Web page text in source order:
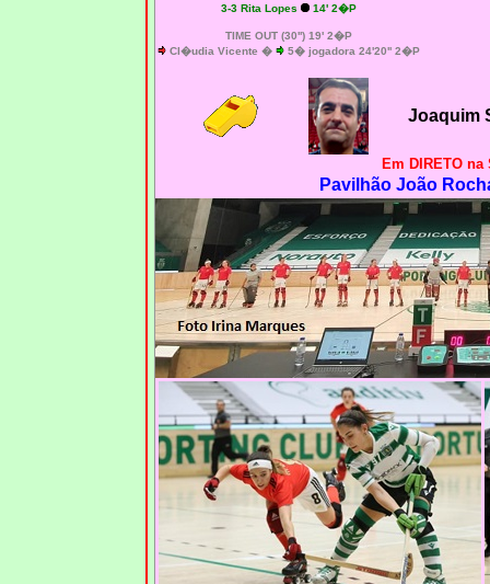
3-3 Rita Lopes
14' 2�P
TIME OUT (30'') 19' 2�P
Cl�udia Vicente �
5� jogadora 24'20'' 2�P
Joaquim
Em DIRETO na
Pavilhão João